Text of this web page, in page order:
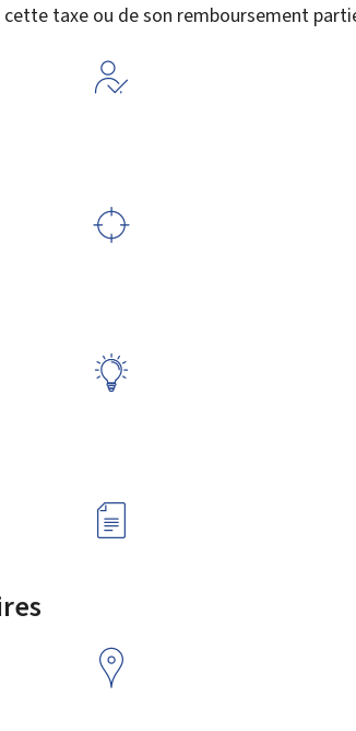
taxe ou de son remboursement